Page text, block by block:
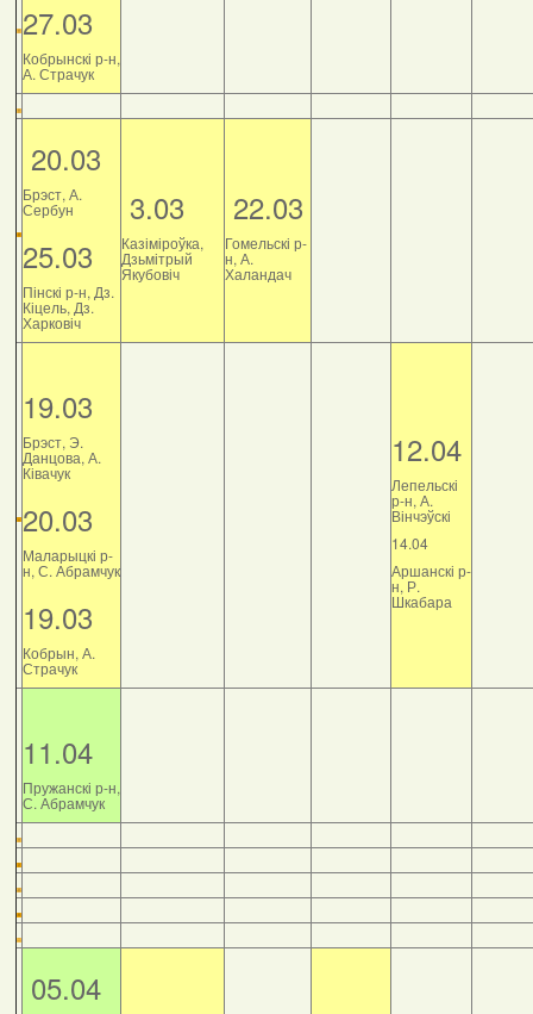
27.03
Кобрынскі р-н,
А. Страчук
20.03
Брэст, А.
Сербун
25.03
Пінскі р-н, Дз.
Кіцель, Дз.
Харковіч
3.03
Казіміроўка,
Дзьмітрый
Якубовіч
22.03
Гомельскі р-
н, А.
Халандач
19.03
Брэст, Э.
Данцова, А.
Ківачук
20.03
Маларыцкі р-
н, С. Абрамчук
19.03
Кобрын, А.
Страчук
12.04
Лепельскі
р-н, А.
Вінчэўскі
14.04
Аршанскі р-
н, Р.
Шкабара
11.04
Пружанскі р-н,
С. Абрамчук
05.04